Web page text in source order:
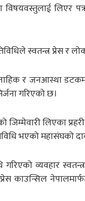
लिएर
स्वतन्त्र प्रेस र
र जनआस्था
गरिएको छ।
लिएका
भएको महासंघको
व्यवहार
काउन्सिल